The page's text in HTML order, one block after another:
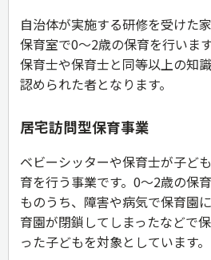
自治体が実施する研修を受けた
保育室で0～2歳の保育を行いま
保育士や保育士と同等以上の知
認められた者となります。
居宅訪問型保育事業
ベビーシッターや保育士が子ど
育を行う事業です。0～2歳の保
ものうち、障害や病気で保育園
育園が閉鎖してしまったなどで
った子どもを対象としています。